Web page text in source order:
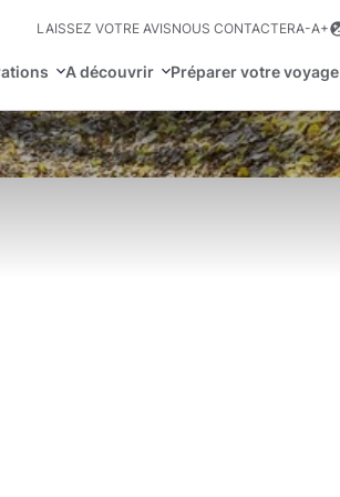
LAISSEZ VOTRE AVISNOUS CONTACTERA-A+
A découvrir Préparer votre voyage
Français